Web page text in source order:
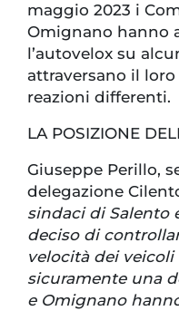
maggio 2023 i
Omignano hanno
l’autovelox su
attraversano il
reazioni differenti.
LA POSIZIONE
Giuseppe Perillo,
delegazione
sindaci di Salento
deciso di
velocità dei
sicuramente una
e Omignano